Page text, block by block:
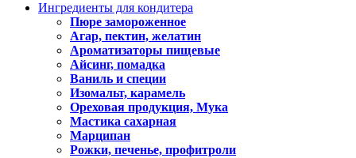
Ингредиенты для кондитера
Пюре замороженное
Агар, пектин, желатин
Ароматизаторы пищевые
Айсинг, помадка
Ваниль и специи
Изомальт, карамель
Ореховая продукция, Мука
Мастика сахарная
Марципан
Рожки, печенье, профитроли